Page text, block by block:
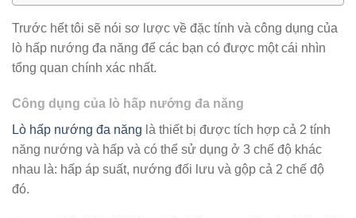
Trước hết tôi sẽ nói sơ lược về đặc tính và công dụng của
lò hấp nướng đa năng để các bạn có được một cái nhìn
tổng quan chính xác nhất.
Công dụng của lò hấp nướng đa năng
Lò hấp nướng đa năng là thiết bị được tích hợp cả 2 tính
năng nướng và hấp và có thể sử dụng ở 3 chế độ khác
nhau là: hấp áp suất, nướng đối lưu và gộp cả 2 chế độ
đó.